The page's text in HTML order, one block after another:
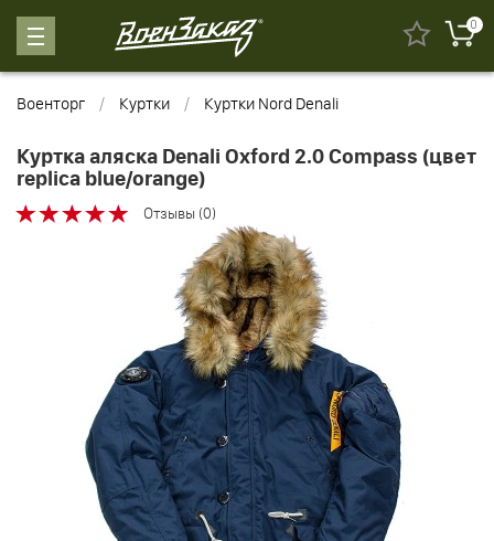
0
Военторг Куртки Куртки Nord Denali
Куртка аляска Denali Oxford 2.0 Compass (цвет
replica blue/orange)
Отзывы (0)